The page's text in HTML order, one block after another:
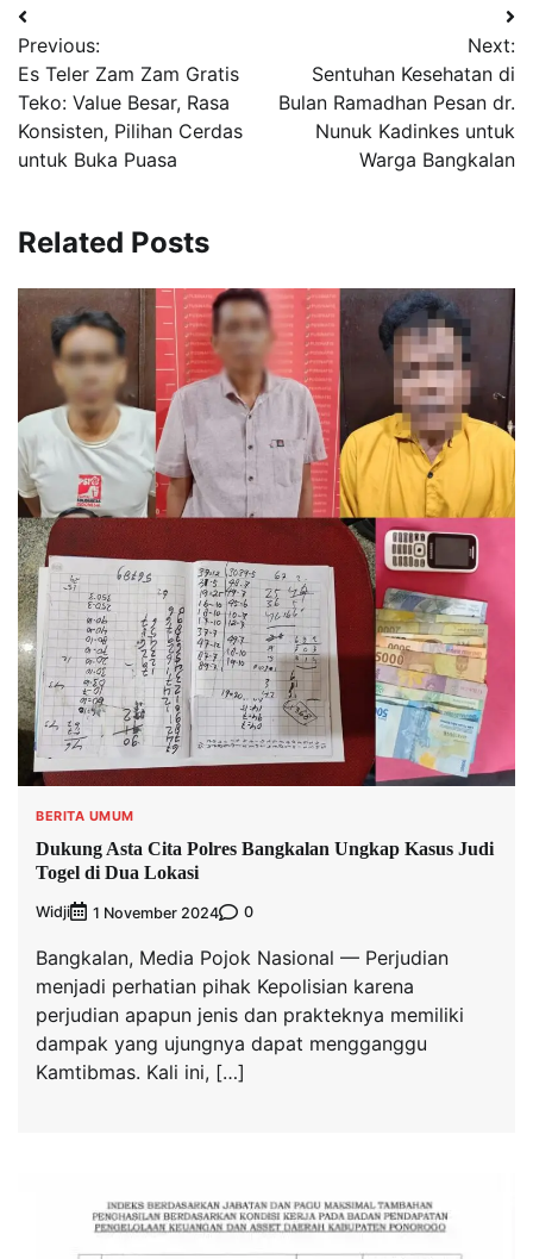
Navigasi
pos
Previous:
Es Teler Zam Zam Gratis
Teko: Value Besar, Rasa
Konsisten, Pilihan Cerdas
untuk Buka Puasa
Next:
Sentuhan Kesehatan di
Bulan Ramadhan Pesan dr.
Nunuk Kadinkes untuk
Warga Bangkalan
Related Posts
BERITA UMUM
Dukung Asta Cita Polres Bangkalan Ungkap Kasus Judi
Togel di Dua Lokasi
Widji 1 November 2024 0
Bangkalan, Media Pojok Nasional — Perjudian
menjadi perhatian pihak Kepolisian karena
perjudian apapun jenis dan prakteknya memiliki
dampak yang ujungnya dapat mengganggu
Kamtibmas. Kali ini, […]